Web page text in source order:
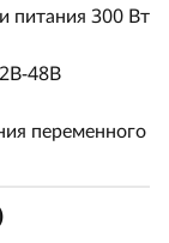
питания 300 Вт
48В
переменного